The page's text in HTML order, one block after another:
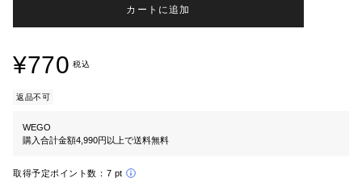
カートに追加
¥770 税込
返品不可
WEGO
購入合計金額4,990円以上で送料無料
取得予定ポイント数： 7 pt